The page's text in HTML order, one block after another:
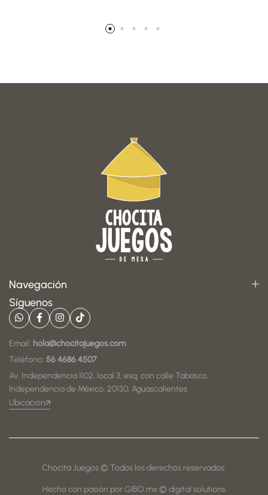
Navegación
Síguenos
Email: hola@chocitajuegos.com
Teléfono: 56 4686 4507
Av. Independencia 1102, local 3, esq. con calle Tabasco,
Independencia de México, 20130, Aguascalientes
Ubicación
Chocita Juegos © Todos los derechos reservados.
Hecho con pasión por GIBO.mx © digital solutions